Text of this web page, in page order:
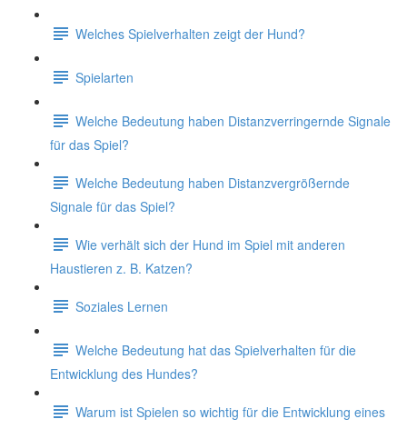
Welches Spielverhalten zeigt der Hund?
Spielarten
Welche Bedeutung haben Distanzverringernde Signale
für das Spiel?
Welche Bedeutung haben Distanzvergrößernde
Signale für das Spiel?
Wie verhält sich der Hund im Spiel mit anderen
Haustieren z. B. Katzen?
Soziales Lernen
Welche Bedeutung hat das Spielverhalten für die
Entwicklung des Hundes?
Warum ist Spielen so wichtig für die Entwicklung eines